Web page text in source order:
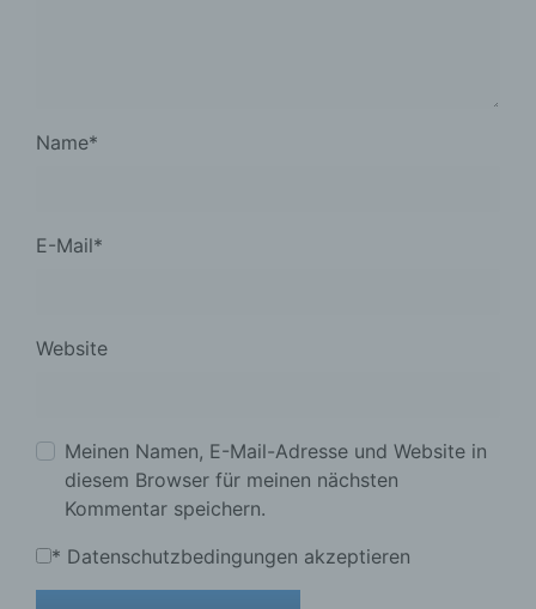
Name*
E-Mail*
Website
Meinen Namen, E-Mail-Adresse und Website in
diesem Browser für meinen nächsten
Kommentar speichern.
* Datenschutzbedingungen akzeptieren